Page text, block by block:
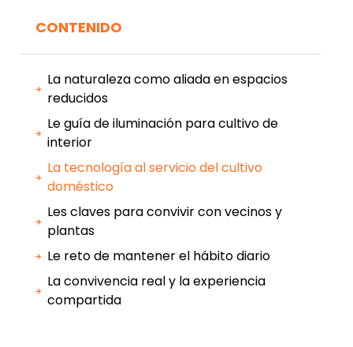
CONTENIDO
La naturaleza como aliada en espacios
reducidos
Le guía de iluminación para cultivo de
interior
La tecnología al servicio del cultivo
doméstico
Les claves para convivir con vecinos y
plantas
Le reto de mantener el hábito diario
La convivencia real y la experiencia
compartida